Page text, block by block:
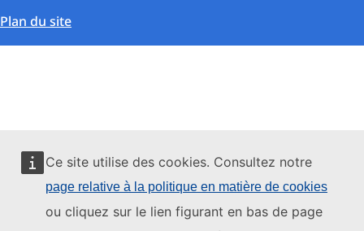
Ce site utilise des cookies. Consultez notre
page relative à la politique en matière de cookies
ou cliquez sur le lien figurant en bas de page
Plan du site